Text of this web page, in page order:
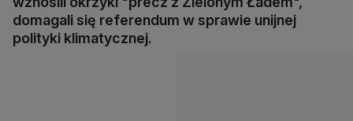
domagali się referendum w sprawie unijnej
polityki klimatycznej.